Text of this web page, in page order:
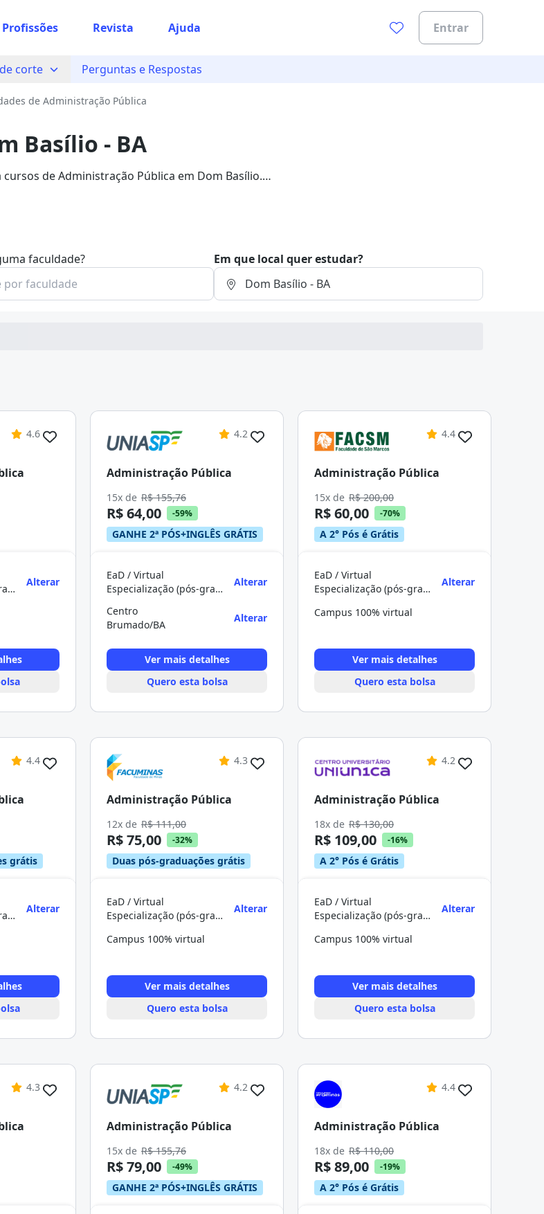
Profissões Revista Ajuda Entrar
corte Perguntas e Respostas
de Administração Pública
Basílio - BA
de Administração Pública em Dom Basílio.
faculdade? Em que local quer estudar?
4.6
Especialização (pós-graduação)
Alterar
4.2
Administração Pública
15x de R$ 155,76
R$ 64,00 -59%
GANHE 2ª PÓS+INGLÊS GRÁTIS
EaD / Virtual
Especialização (pós-graduação)
Alterar
Centro
Brumado/BA
Alterar
Ver mais detalhes
Quero esta bolsa
4.4
Administração Pública
15x de R$ 200,00
R$ 60,00 -70%
A 2° Pós é Grátis
EaD / Virtual
Especialização (pós-graduação)
Alterar
Campus 100% virtual
Ver mais detalhes
Quero esta bolsa
4.4
grátis
Especialização (pós-graduação)
Alterar
4.3
Administração Pública
12x de R$ 111,00
R$ 75,00 -32%
Duas pós-graduações grátis
EaD / Virtual
Especialização (pós-graduação)
Alterar
Campus 100% virtual
Ver mais detalhes
Quero esta bolsa
4.2
Administração Pública
18x de R$ 130,00
R$ 109,00 -16%
A 2° Pós é Grátis
EaD / Virtual
Especialização (pós-graduação)
Alterar
Campus 100% virtual
Ver mais detalhes
Quero esta bolsa
4.3 4.2
Administração Pública
15x de R$ 155,76
R$ 79,00 -49%
GANHE 2ª PÓS+INGLÊS GRÁTIS
4.4
Administração Pública
18x de R$ 110,00
R$ 89,00 -19%
A 2° Pós é Grátis